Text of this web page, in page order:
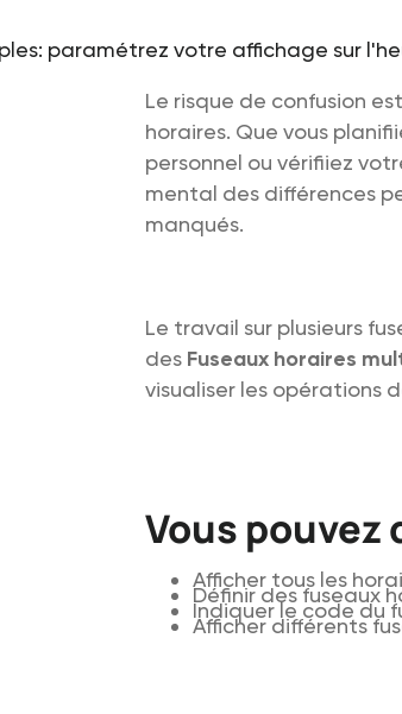
Le risque de confusion
horaires. Que vous
personnel ou vérifiiez
mental des différences
manqués.
Le travail sur plusieurs
des Fuseaux horaires
visualiser les opérations
Vous pouvez
Afficher tous les
Définir des fuseaux
Indiquer le code du
Afficher différents